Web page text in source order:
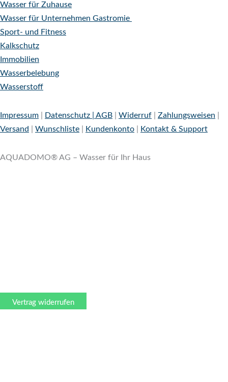
Wasser für Zuhause
Wasser für Unternehmen Gastromie
Sport- und Fitness
Kalkschutz
Immobilien
Wasserbelebung
Wasserstoff
Impressum Datenschutz | AGB Widerruf Zahlungsweisen
Versand
Wunschliste Kundenkonto Kontakt & Support
AQUADOMO® AG – Wasser für Ihr Haus
Vertrag widerrufen